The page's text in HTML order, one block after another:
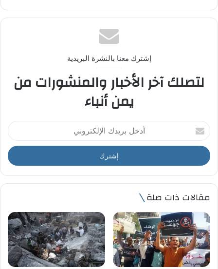
إشترك معنا بالنشرة البريدية
لتصلك آخر الأخبار والمنشورات من
يمن أنباء
أ
د
خ
ل
ر
د
ا
ل
إ
ل
ك
مقالات ذات صلة